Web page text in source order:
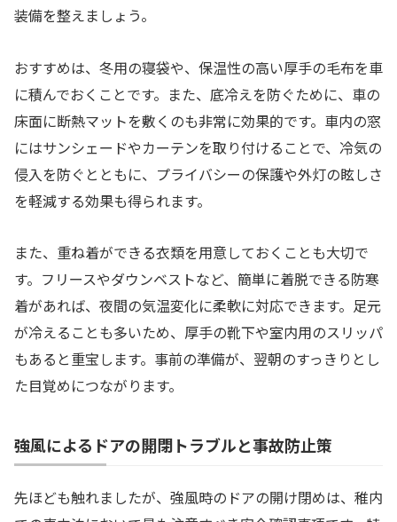
装備を整えましょう。
おすすめは、冬用の寝袋や、保温性の高い厚手の毛布を車
に積んでおくことです。また、底冷えを防ぐために、車の
床面に断熱マットを敷くのも非常に効果的です。車内の窓
にはサンシェードやカーテンを取り付けることで、冷気の
侵入を防ぐとともに、プライバシーの保護や外灯の眩しさ
を軽減する効果も得られます。
また、重ね着ができる衣類を用意しておくことも大切で
す。フリースやダウンベストなど、簡単に着脱できる防寒
着があれば、夜間の気温変化に柔軟に対応できます。足元
が冷えることも多いため、厚手の靴下や室内用のスリッパ
もあると重宝します。事前の準備が、翌朝のすっきりとし
た目覚めにつながります。
強風によるドアの開閉トラブルと事故防止策
先ほども触れましたが、強風時のドアの開け閉めは、稚内